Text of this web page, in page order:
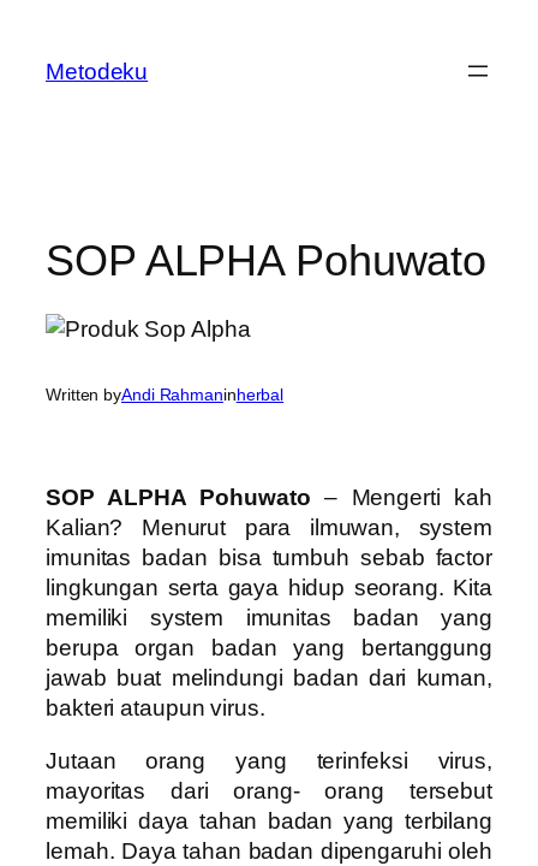
content
Metodeku
SOP ALPHA Pohuwato
Written byAndi Rahmaninherbal
SOP ALPHA Pohuwato – Mengerti kah
Kalian? Menurut para ilmuwan, system
imunitas badan bisa tumbuh sebab factor
lingkungan serta gaya hidup seorang. Kita
memiliki system imunitas badan yang
berupa organ badan yang bertanggung
jawab buat melindungi badan dari kuman,
bakteri ataupun virus.
Jutaan orang yang terinfeksi virus,
mayoritas dari orang- orang tersebut
memiliki daya tahan badan yang terbilang
lemah. Daya tahan badan dipengaruhi oleh